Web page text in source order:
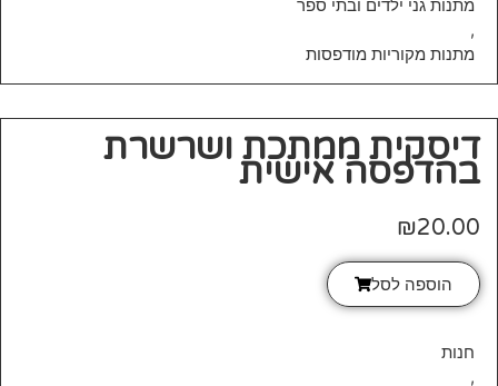
מתנות גני ילדים ובתי ספר
,
מתנות מקוריות מודפסות
דיסקית ממתכת ושרשרת
בהדפסה אישית
₪20.00
הוספה לסל
חנות
,